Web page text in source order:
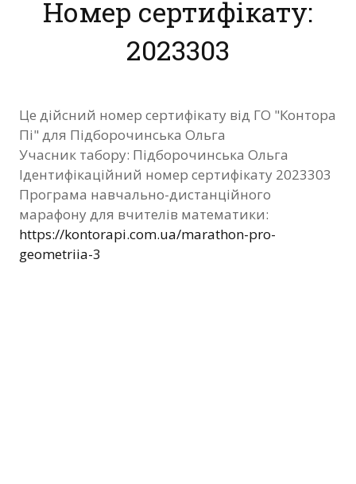
Матеріали
Нас підтримують
Фотозвіт
Видані сертифікати
Контакти
Номер сертифікату:
2023303
Це дійсний номер сертифікату від ГО "Контора
Пі" для Підборочинська Ольга
Учасник табору: Підборочинська Ольга
Ідентифікаційний номер сертифікату 2023303
Програма навчально-дистанційного
марафону для вчителів математики:
https://kontorapi.com.ua/marathon-pro-
geometriia-3